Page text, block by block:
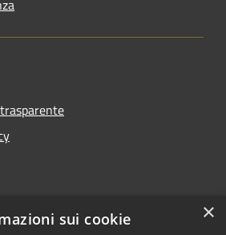
×
sui cookie